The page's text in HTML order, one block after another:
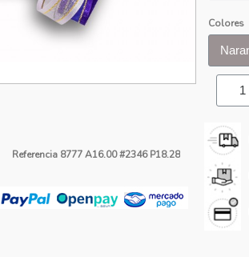
Colores
Referencia 8777 A16.00 #2346 P18.28